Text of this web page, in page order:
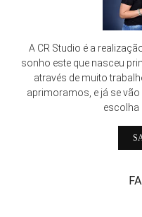
A CR Studio é a
sonho este que nasceu
através de muito
aprimoramos, e já se vão
escolha